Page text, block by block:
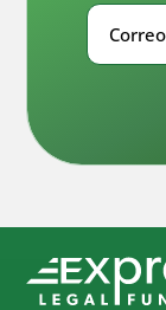
Correo
electrónico